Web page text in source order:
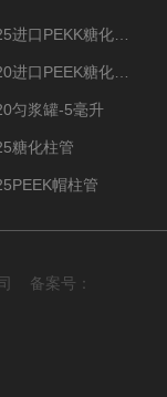
匀浆罐-5毫升
糖化柱管
帽柱管
备案号：